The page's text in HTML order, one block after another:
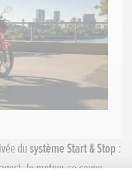
dusystème Start & Stop :
le moteur se coupe